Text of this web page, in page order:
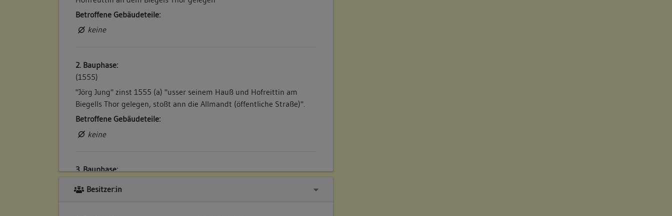
Betroffene Gebäudeteile:
keine
2. Bauphase:
(1555)
"Jörg Jung" zinst 1555 (a) "usser seinem Hauß und Hofreittin am
Biegells Thor gelegen, stoßt ann die Allmandt (öffentliche Straße)".
Betroffene Gebäudeteile:
keine
3. Bauphase:
"Hanns Mockh der Scheffer gibt jerlich ußer seinem Haus und
Besitzer:in